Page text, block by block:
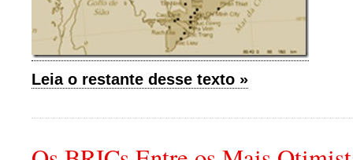
Leia o restante desse texto »